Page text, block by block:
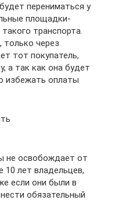
перениматься у
площадки-
транспорта.
через
тот покупатель,
а так как она будет
избежать оплаты
не освобождает от
10 лет владельцев,
если они были в
обязательный